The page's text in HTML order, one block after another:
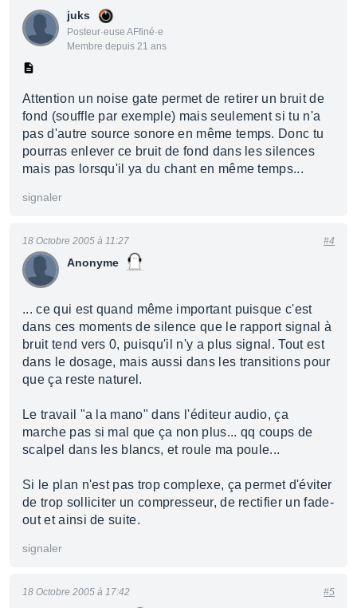
juks
Posteur·euse AFfiné·e
Membre depuis 21 ans
Attention un noise gate permet de retirer un bruit de
fond (souffle par exemple) mais seulement si tu n'a
pas d'autre source sonore en même temps. Donc tu
pourras enlever ce bruit de fond dans les silences
mais pas lorsqu'il ya du chant en même temps...
signaler
Anonyme
18 Octobre 2005 à 11:27 #4
... ce qui est quand même important puisque c'est
dans ces moments de silence que le rapport signal à
bruit tend vers 0, puisqu'il n'y a plus signal. Tout est
dans le dosage, mais aussi dans les transitions pour
que ça reste naturel.
Le travail "a la mano" dans l'éditeur audio, ça
marche pas si mal que ça non plus... qq coups de
scalpel dans les blancs, et roule ma poule...
Si le plan n'est pas trop complexe, ça permet d'éviter
de trop solliciter un compresseur, de rectifier un fade-
out et ainsi de suite.
signaler
18 Octobre 2005 à 17:42 #5